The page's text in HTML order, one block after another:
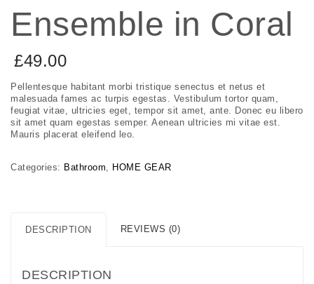
Ensemble in Coral
£49.00
Pellentesque habitant morbi tristique senectus et netus et
malesuada fames ac turpis egestas. Vestibulum tortor quam,
feugiat vitae, ultricies eget, tempor sit amet, ante. Donec eu libero
sit amet quam egestas semper. Aenean ultricies mi vitae est.
Mauris placerat eleifend leo.
Categories: Bathroom, HOME GEAR
DESCRIPTION REVIEWS (0)
DESCRIPTION